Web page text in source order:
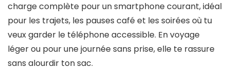
charge complète pour un smartphone courant, idéal
pour les trajets, les pauses café et les soirées où tu
veux garder le téléphone accessible. En voyage
léger ou pour une journée sans prise, elle te rassure
sans alourdir ton sac.